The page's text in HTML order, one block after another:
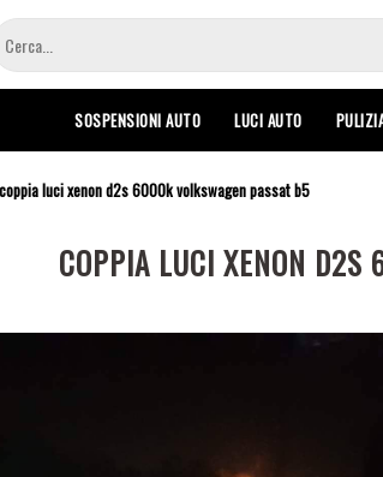
SOSPENSIONI AUTO LUCI AUTO
coppia luci xenon d2s 6000k volkswagen passat b5
COPPIA LUCI XENON D2S